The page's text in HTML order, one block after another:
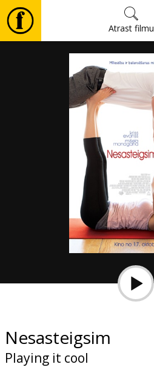
Atrast filmu
B2B
Nesasteigsim
Playing it cool